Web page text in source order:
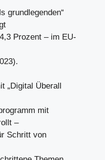
grundlegenden“
Prozent – im EU-
„Digital Überall
mit
–
Schritt von